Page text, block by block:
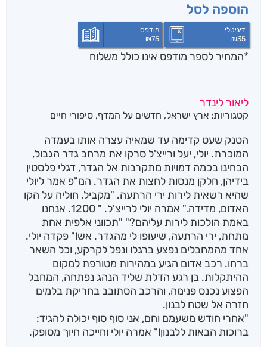
הוספה לסל
דיגיטלי
₪35
מודפס
₪75
*המחיר לספר מודפס אינו כולל משלוח
ליאור לינדר
קטגוריות: ארץ ישראל, חדשים על המדף, סיפורי חיים
הטנק שעט קדימה עד שמאיה עצרה אותו בעמדה
המוכרת. יולי, יעל ורייצ'ל סרקו את מרחב גדר הגבול,
הבחינו בכמה דמויות מתקרבות אל הגדר, דגלי פלסטין
בידיהן, חלקן מנסות לחצות את הגדר. המ"פ אמר ליולי
שהיא רשאית לירות ירי הרתעה. "מקביל, חוליה על הקו
האדום, מדידה." אמרה יולי לרייצ'ל. " 1200. אנחנו
באמת הולכות לירות עליהם?" "תכווני אלפית אחת
מתחת, ירי הרתעה, שיעופו לי מהגדר. אש!" פקדה יולי.
אחד מהמחבלים נפצע ברגלו ונפל לקרקע, וכל השאר
ברחו. רכב אדום הגיע במהירות מטורפת למקום
ההיתקלות. בן רגע הדלת שליד הנהג נפתחה, המחבל
הפצוע נכנס פנימה, והרכב הסתובב בחריקת בלמים
חזרה אל שטח לבנון.
"אחרי חודש משעמם וחם, אני סוף סוף יכולה להגיד:
ברוכות הבאות ללבנון!" אמרה יולי וחייכה חיוך מסופק.